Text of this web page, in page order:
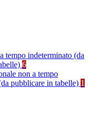
tempo indeterminato (da
6
non a tempo
pubblicare in tabelle) 1